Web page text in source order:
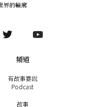
界的輪廓
頻道
有故事要說
Podcast
故事